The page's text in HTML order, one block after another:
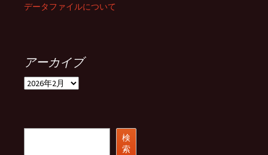
データファイルについて
アーカイブ
ア
検
索